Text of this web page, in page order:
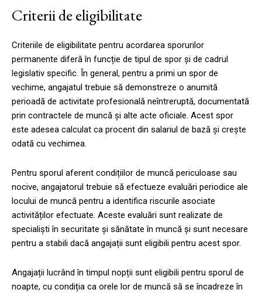
Criterii de eligibilitate
Criteriile de eligibilitate pentru acordarea sporurilor
permanente diferă în funcție de tipul de spor și de cadrul
legislativ specific. În general, pentru a primi un spor de
vechime, angajatul trebuie să demonstreze o anumită
perioadă de activitate profesională neîntreruptă, documentată
prin contractele de muncă și alte acte oficiale. Acest spor
este adesea calculat ca procent din salariul de bază și crește
odată cu vechimea.
Pentru sporul aferent condițiilor de muncă periculoase sau
nocive, angajatorul trebuie să efectueze evaluări periodice ale
locului de muncă pentru a identifica riscurile asociate
activităților efectuate. Aceste evaluări sunt realizate de
specialiști în securitate și sănătate în muncă și sunt necesare
pentru a stabili dacă angajații sunt eligibili pentru acest spor.
Angajații lucrând în timpul nopții sunt eligibili pentru sporul de
noapte, cu condiția ca orele lor de muncă să se încadreze în